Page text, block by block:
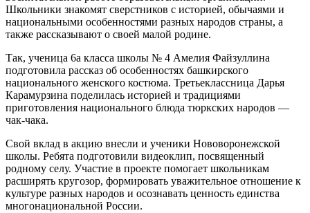
Школьники знакомят сверстников с историей, обычаями и
национальными особенностями разных народов страны, а
также рассказывают о своей малой родине.
Так, ученица 6а класса школы № 4 Амелия Файзуллина
подготовила рассказ об особенностях башкирского
национального женского костюма. Третьеклассница Дарья
Карамурзина поделилась историей и традициями
приготовления национального блюда тюркских народов —
чак-чака.
Свой вклад в акцию внесли и ученики Нововоронежской
школы. Ребята подготовили видеоклип, посвященный
родному селу. Участие в проекте помогает школьникам
расширять кругозор, формировать уважительное отношение к
культуре разных народов и осознавать ценность единства
многонациональной России.